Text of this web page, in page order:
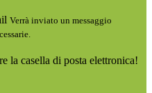
Verrà inviato un messaggio
la casella di posta elettronica!